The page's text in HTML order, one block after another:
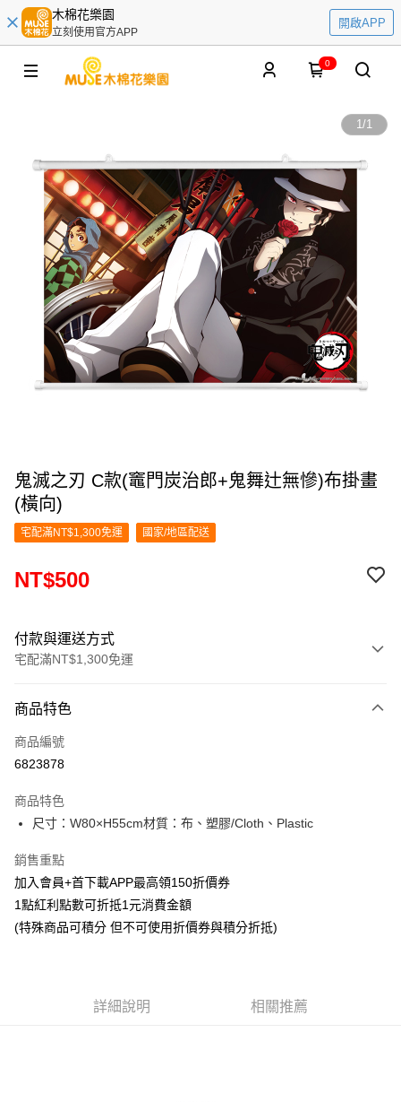
木棉花樂園
立刻使用官方APP
開啟APP
0
1/1
鬼滅之刃 C款(竈門炭治郎+鬼舞辻無慘)布掛畫
(橫向)
宅配滿NT$1,300免運 國家/地區配送
NT$500
付款與運送方式
宅配滿NT$1,300免運
信用卡一次付款
LINE Pay
悠遊付
Google Pay
ATM付款
貨到付款
每筆NT$100，滿NT$1,300(含以上)免運費
商品特色
商品編號
6823878
商品特色
尺寸：W80×H55cm材質：布、塑膠/Cloth、Plastic
銷售重點
加入會員+首下載APP最高領150折價券
1點紅利點數可折抵1元消費金額
(特殊商品可積分 但不可使用折價券與積分折抵)
詳細說明 相關推薦